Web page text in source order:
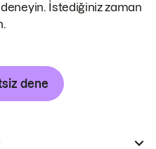
İstediğiniz zaman
dene